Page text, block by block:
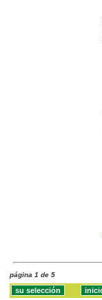
página 1 de 5